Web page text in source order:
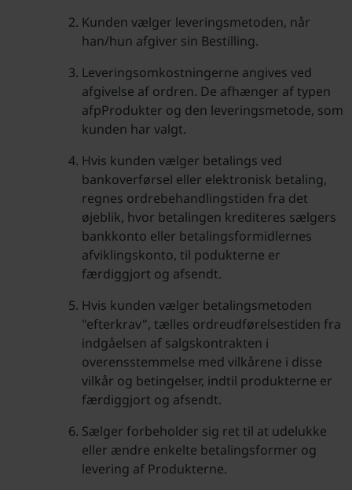
Kunden vælger leveringsmetoden, når
han/hun afgiver sin Bestilling.
Leveringsomkostningerne angives ved
afgivelse af ordren. De afhænger af typen
afpProdukter og den leveringsmetode, som
kunden har valgt.
Hvis kunden vælger betalings ved
bankoverførsel eller elektronisk betaling,
regnes ordrebehandlingstiden fra det
øjeblik, hvor betalingen krediteres sælgers
bankkonto eller betalingsformidlernes
afviklingskonto, til podukterne er
færdiggjort og afsendt.
Hvis kunden vælger betalingsmetoden
"efterkrav", tælles ordreudførelsestiden fra
indgåelsen af salgskontrakten i
overensstemmelse med vilkårene i disse
vilkår og betingelser, indtil produkterne er
færdiggjort og afsendt.
Sælger forbeholder sig ret til at udelukke
eller ændre enkelte betalingsformer og
levering af Produkterne.